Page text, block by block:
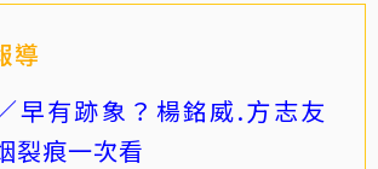
導
早有跡象？楊銘威.方志友
裂痕一次看